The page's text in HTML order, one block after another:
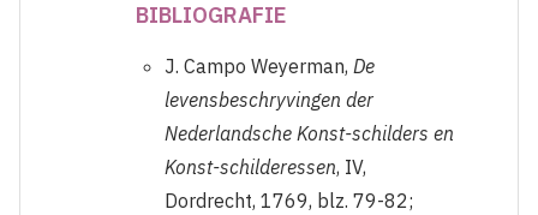
BIBLIOGRAFIE
J. Campo Weyerman, De
levensbeschryvingen der
Nederlandsche Konst-schilders en
Konst-schilderessen, IV,
Dordrecht, 1769, blz. 79-82;